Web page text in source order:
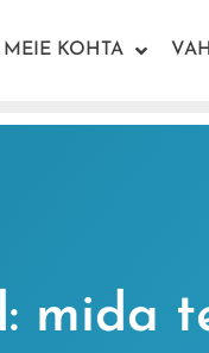
MEIE KOHTA
mida